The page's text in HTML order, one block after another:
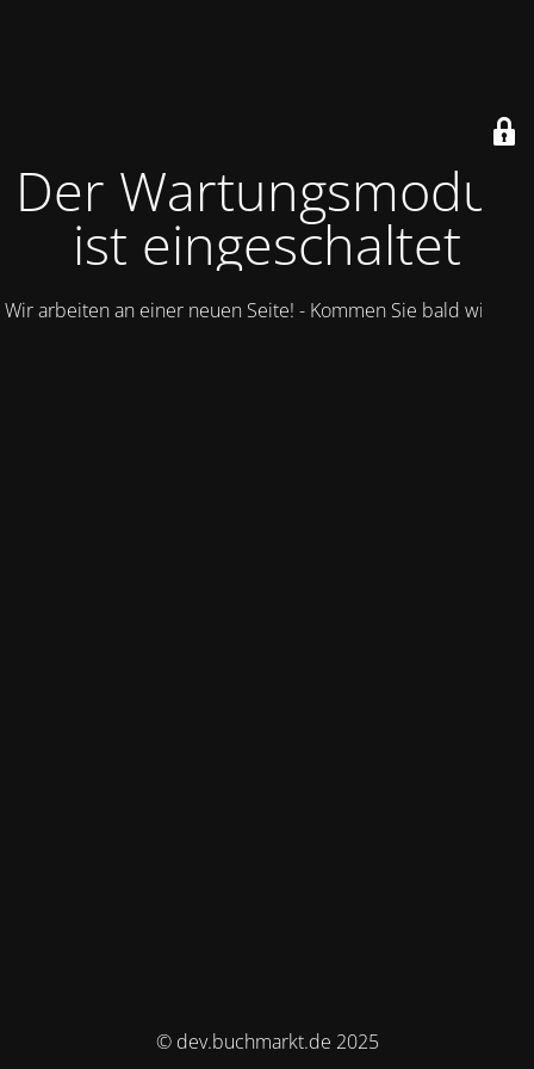
Der Wartungsmodus
ist eingeschaltet
Wir arbeiten an einer neuen Seite! - Kommen Sie bald wieder.
© dev.buchmarkt.de 2025